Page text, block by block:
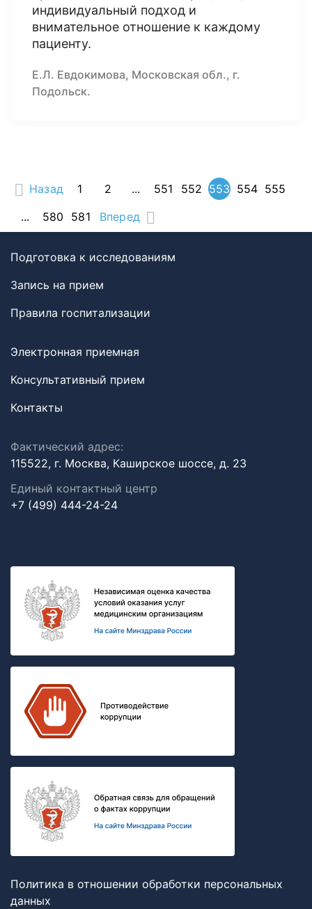
индивидуальный подход и
внимательное отношение к каждому
пациенту.
Е.Л. Евдокимова, Московская обл., г.
Подольск.
Назад 1 2 ... 551 552 553 554 555
...
580 581 Вперед
Подготовка к исследованиям
Запись на прием
Правила госпитализации
Электронная приемная
Консультативный прием
Контакты
Фактический адрес:
115522, г. Москва, Каширское шоссе, д. 23
Единый контактный центр
+7 (499) 444-24-24
Политика в отношении обработки персональных
данных